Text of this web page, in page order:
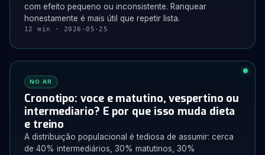
com efeito pequeno ou inconsistente. Ranquear
honestamente é mais útil que repetir lista.
12 min · 2026-05-25
NO AR
Cronotipo: voce e matutino, vespertino ou
intermediario? E por que isso muda dieta
e treino
A distribuição populacional é tediosa de assumir: cerca
de 40% intermediários, 30% matutinos, 30%